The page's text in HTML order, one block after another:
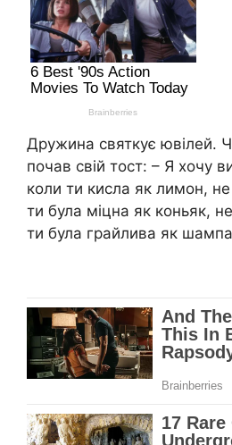
Дружина святкує ювілей.
почав свій тост: – Я хочу
коли ти кисла як лимон,
ти була міцна як коньяк,
ти була грайлива як